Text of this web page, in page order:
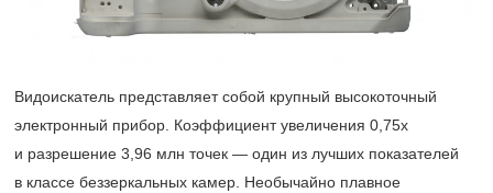
Видоискатель представляет собой крупный высокоточный
электронный прибор. Коэффициент увеличения 0,75х
и разрешение 3,96 млн точек — один из лучших показателей
в классе беззеркальных камер. Необычайно плавное